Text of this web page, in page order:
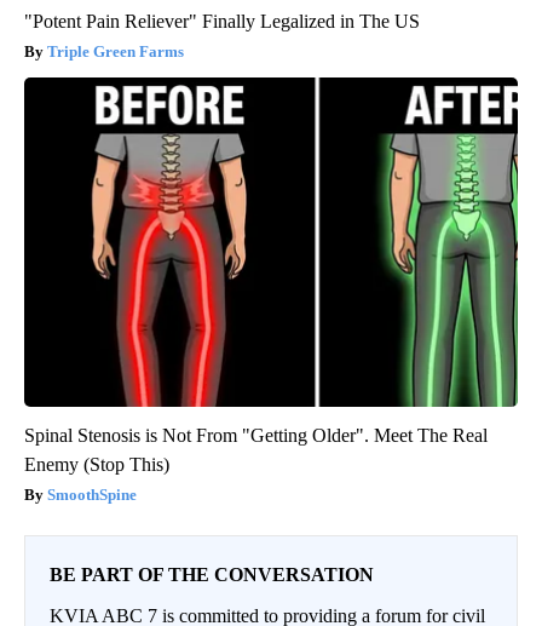
"Potent Pain Reliever" Finally Legalized in The US
Triple Green Farms
Spinal Stenosis is Not From "Getting Older". Meet The Real
Enemy (Stop This)
SmoothSpine
BE PART OF THE CONVERSATION
KVIA ABC 7 is committed to providing a forum for civil